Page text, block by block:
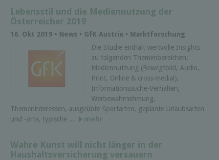
Lebensstil und die Mediennutzung der
Österreicher 2019
16. Okt 2019 • News • GfK Austria • Marktforschung
Die Studie enthält wertvolle Insights
zu folgenden Themenbereichen:
Mediennutzung (Bewegtbild, Audio,
Print, Online & cross-medial),
Informationssuche-Verhalten,
Werbewahrnehmung,
Themeninteressen, ausgeübte Sportarten, geplante Urlaubsarten
und -orte, typische ...
mehr
Wahre Kunst will nicht länger in der
Haushaltsversicherung versauern